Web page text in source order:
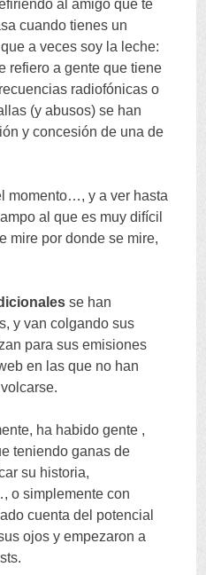
al amigo que te
cuando tienes un
a veces soy la leche:
refiero a gente que tiene
radiofónicas o
(y abusos)se han
y concesión de una de
momento…,y a ver hasta
al que es muy difícil
mire por donde se mire,
se han
,y van colgando sus
para sus emisiones
en las que no han
.
, ha habido gente ,
teniendo ganas de
su historia,
o simplemente con
cuenta del potencial
ojos y empezaron a
.